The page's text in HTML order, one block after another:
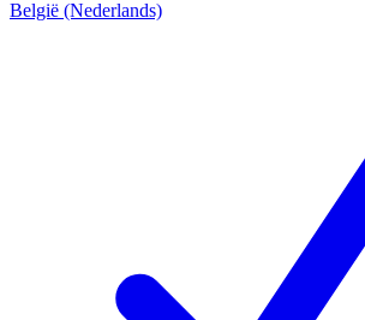
België (Nederlands)